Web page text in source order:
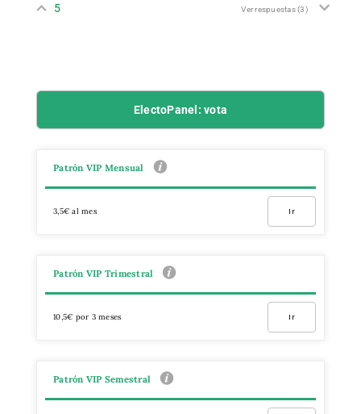
5 Ver respuestas(3)
ElectoPanel: vota
Patrón VIP Mensual
3,5€ al mes Ir
Patrón VIP Trimestral
10,5€ por 3 meses Ir
Patrón VIP Semestral